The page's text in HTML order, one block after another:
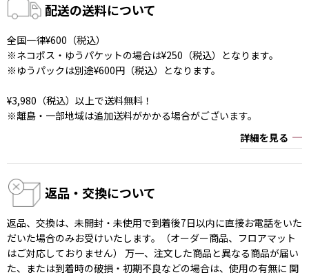
配送の送料について
全国一律¥600（税込）
※ネコポス・ゆうパケットの場合は¥250（税込）となります。
※ゆうパックは別途¥600円（税込）となります。
¥3,980（税込）以上で送料無料！
※離島・一部地域は追加送料がかかる場合がございます。
詳細を見る
返品・交換について
返品、交換は、未開封・未使用で到着後7日以内に直接お電話をいた
だいた場合のみお受けいたします。（オーダー商品、フロアマット
はご対応しておりません） 万一、注文した商品と異なる商品が届い
た、または到着時の破損・初期不良などの場合は、使用の有無に 関